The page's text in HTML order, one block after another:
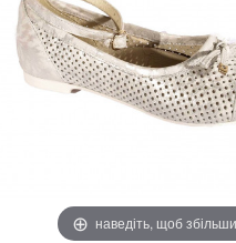
наведіть, щоб